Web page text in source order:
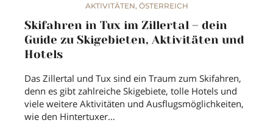
AKTIVITÄTEN, ÖSTERREICH
Skifahren in Tux im Zillertal – dein
Guide zu Skigebieten, Aktivitäten und
Hotels
Das Zillertal und Tux sind ein Traum zum Skifahren,
denn es gibt zahlreiche Skigebiete, tolle Hotels und
viele weitere Aktivitäten und Ausflugsmöglichkeiten,
wie den Hintertuxer…